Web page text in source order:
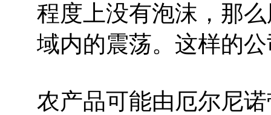
程度上没有泡沫，那
域内的震荡。这样的
农产品可能由厄尔尼